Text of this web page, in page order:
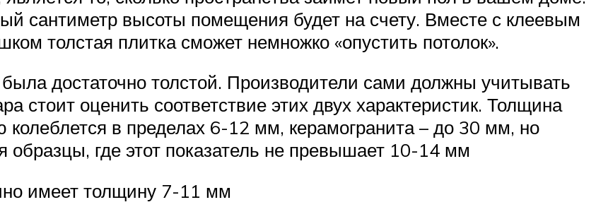
сантиметр высоты помещения будет на счету. Вместе с клеевым
толстая плитка сможет немножко «опустить потолок».
достаточно толстой. Производители сами должны учитывать
стоит оценить соответствие этих двух характеристик. Толщина
колеблется в пределах 6-12 мм, керамогранита – до 30 мм, но
где этот показатель не превышает 10-14 мм
имеет толщину 7-11 мм